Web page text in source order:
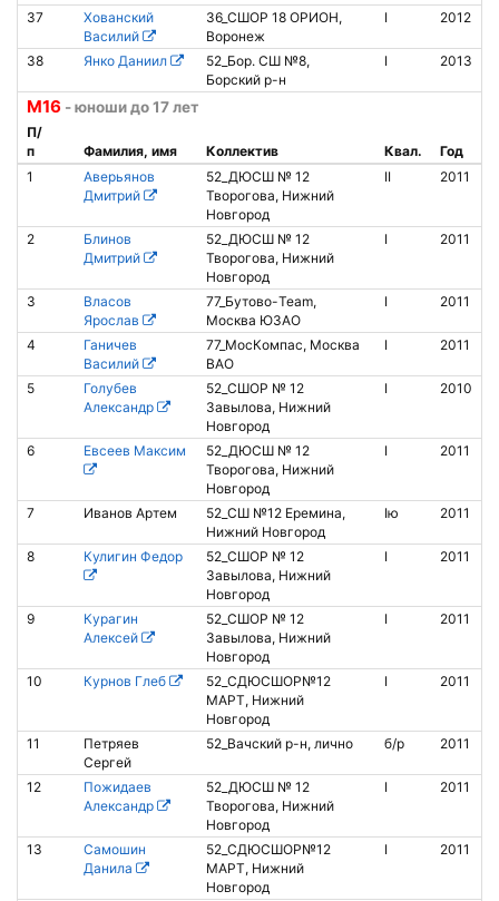
37
Хованский
Василий
36_СШОР 18 ОРИОН,
Воронеж
I 2012
38 Янко Даниил
52_Бор. СШ №8,
Борский р-н
I 2013
М16 - юноши до 17 лет
П/
п
Фамилия, имя Коллектив Квал. Год
1
Аверьянов
Дмитрий
52_ДЮСШ № 12
Творогова, Нижний
Новгород
II 2011
2
Блинов
Дмитрий
52_ДЮСШ № 12
Творогова, Нижний
Новгород
I 2011
3
Власов
Ярослав
77_Бутово-Team,
Москва ЮЗАО
I 2011
4
Ганичев
Василий
77_МосКомпас, Москва
ВАО
I 2011
5
Голубев
Александр
52_СШОР № 12
Завылова, Нижний
Новгород
I 2010
6 Евсеев Максим
52_ДЮСШ № 12
Творогова, Нижний
Новгород
I 2011
7 Иванов Артем
52_СШ №12 Еремина,
Нижний Новгород
Iю 2011
8 Кулигин Федор
52_СШОР № 12
Завылова, Нижний
Новгород
I 2011
9
Курагин
Алексей
52_СШОР № 12
Завылова, Нижний
Новгород
I 2011
10 Курнов Глеб
52_СДЮСШОР№12
МАРТ, Нижний
Новгород
I 2011
11
Петряев
Сергей
52_Вачский р-н, лично б/р 2011
12
Пожидаев
Александр
52_ДЮСШ № 12
Творогова, Нижний
Новгород
I 2011
13
Самошин
Данила
52_СДЮСШОР№12
МАРТ, Нижний
Новгород
I 2011